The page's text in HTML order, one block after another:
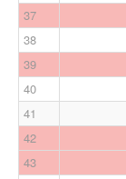
37
38
39
40
41
42
43